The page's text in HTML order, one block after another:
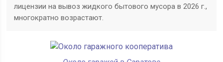
лицензии на вывоз жидкого бытового мусора в 2026 г.,
многократно возрастают.